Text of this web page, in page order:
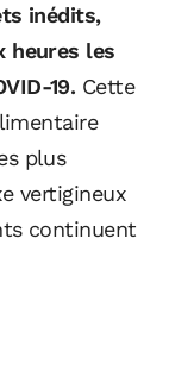
inédits,
heures les
19. Cette
plus
vertigineux
continuent